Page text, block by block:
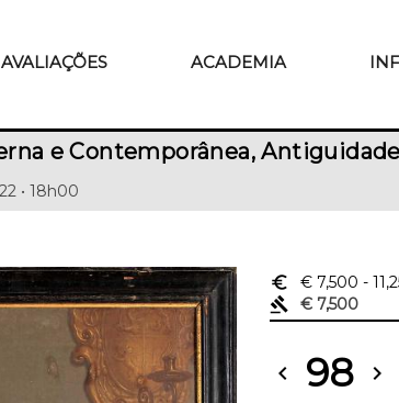
AVALIAÇÕES ACADEMIA
e Contemporânea,
• 18h00
euro_symbol € 7,500 -
gavel
€ 7,500
chevron_left 98 chevron_right